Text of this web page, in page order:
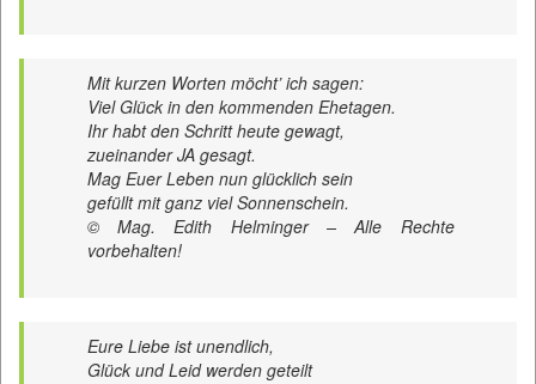
Mit kurzen Worten möcht’ ich sagen:
Viel Glück in den kommenden Ehetagen.
Ihr habt den Schritt heute gewagt,
zueinander JA gesagt.
Mag Euer Leben nun glücklich sein
gefüllt mit ganz viel Sonnenschein.
© Mag. Edith Helminger – Alle Rechte
vorbehalten!
Eure Liebe ist unendlich,
Glück und Leid werden geteilt